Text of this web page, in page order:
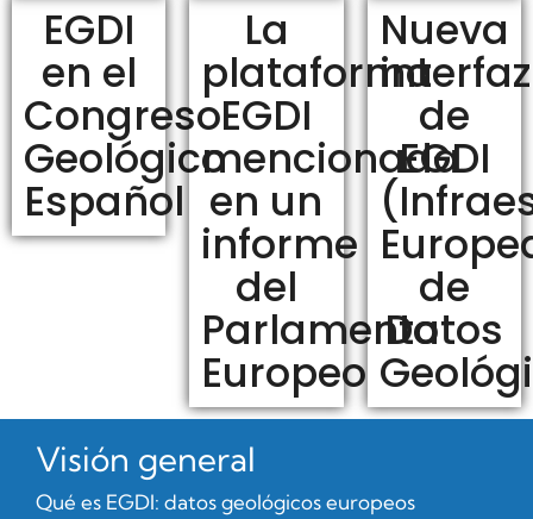
EGDI
en el
Congreso
Geológico
Español
La
plataforma
EGDI
mencionada
en un
informe
del
Parlamento
Europeo
Nueva
interfaz
de
EGDI
de
Datos
Visión general
Qué es EGDI: datos geológicos europeos